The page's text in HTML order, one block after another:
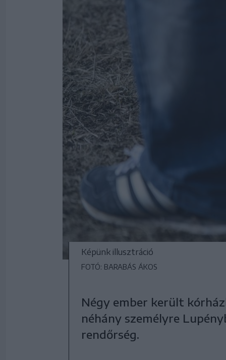
Képünk illusztráció
FOTÓ: BARABÁS ÁKOS
Négy ember került
néhány személyre
rendőrség.